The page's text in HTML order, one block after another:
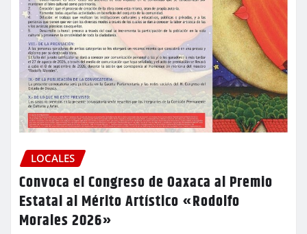
LOCALES
Convoca el Congreso de Oaxaca al Premio
Estatal al Mérito Artístico «Rodolfo
Morales 2026»